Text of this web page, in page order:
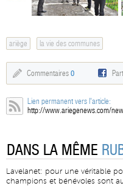
ariège la vie des communes
Commentaires 0
Lien permanent vers l'article:
http://www.ariegenews.com/
DANS LA MÊME
Lavelanet: pour une véritable
champions et bénévoles sont